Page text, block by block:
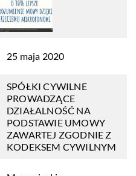
25 maja 2020
SPÓŁKI CYWILNE
PROWADZĄCE
DZIAŁALNOŚĆ NA
PODSTAWIE UMOWY
ZAWARTEJ ZGODNIE Z
KODEKSEM CYWILNYM